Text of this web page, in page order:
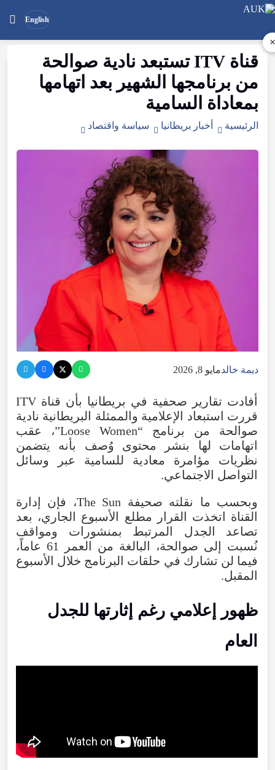
English
ابحث
الموقع
بحث قناة ITV تستبعد نادية صوالحة
من برنامجها الشهير بعد اتهامها
بمعاداة السامية
الرئيسية أخبار بريطانيا سياسة واقتصاد
ديمة خالدمايو 8, 2026
أفادت تقارير صحفية في بريطانيا بأن قناة ITV
قررت
استبعاد الإعلامية والممثلة البريطانية نادية
صوالحة
من برنامج “
Loose Women ”، عقب
اتهامات
لها بنشر محتوى وُصف بأنه
يتضمن
نظريات
مؤامرة معادية للسامية عبر
وسائل
التواصل الاجتماعي.
وبحسب ما نقلته صحيفة The Sun ، فإن
إدارة
القناة
اتخذت القرار مطلع الأسبوع الجاري، بعد
تصاعد
الجدل المرتبط بمنشورات
ومواقف
نُسبت
إلى صوالحة، البالغة من العمر عاماً،
فيما لن تشارك في حلقات البرنامج خلال الأسبوع
المقبل.
ظهور إعلامي رغم إثارتها للجدل
العام
×